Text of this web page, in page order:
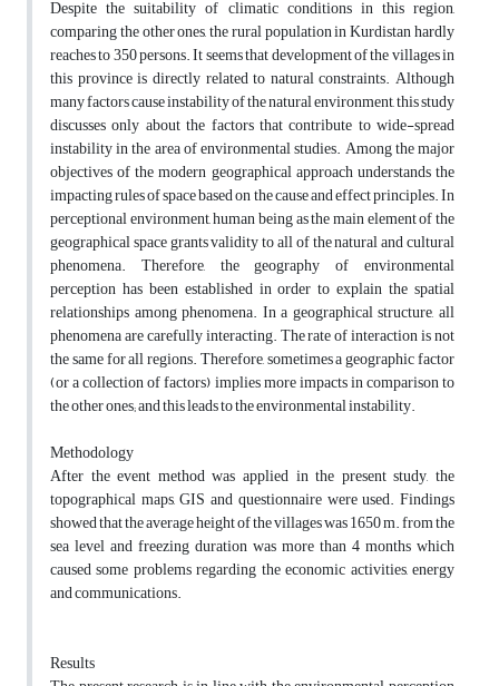
Despite the suitability of climatic conditions in this region,
comparing the other ones, the rural population in Kurdistan hardly
reaches to 350 persons. It seems that development of the villages in
this province is directly related to natural constraints. Although
many factors cause instability of the natural environment, this study
discusses only about the factors that contribute to wide-spread
instability in the area of environmental studies. Among the major
objectives of the modern geographical approach understands the
impacting rules of space based on the cause and effect principles. In
perceptional environment, human being as the main element of the
geographical space grants validity to all of the natural and cultural
phenomena. Therefore, the geography of environmental
perception has been established in order to explain the spatial
relationships among phenomena. In a geographical structure, all
phenomena are carefully interacting. The rate of interaction is not
the same for all regions. Therefore, sometimes a geographic factor
(or a collection of factors) implies more impacts in comparison to
the other ones; and this leads to the environmental instability.
Methodology
After the event method was applied in the present study, the
topographical maps, GIS and questionnaire were used. Findings
showed that the average height of the villages was 1650 m. from the
sea level and freezing duration was more than 4 months which
caused some problems regarding the economic activities, energy
and communications.
Results